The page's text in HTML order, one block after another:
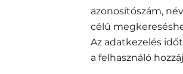
azonosítószám,
célú
Az adatkezelés
a felhasználó